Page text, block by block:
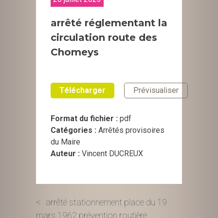
arrêté réglementant la
circulation route des
Chomeys
Télécharger Prévisualiser
Format du fichier : pdf
Catégories : Arrêtés provisoires
du Maire
Auteur : Vincent DUCREUX
Navigation
arrêté stationnement place du 19
mars 1962 prévention routière